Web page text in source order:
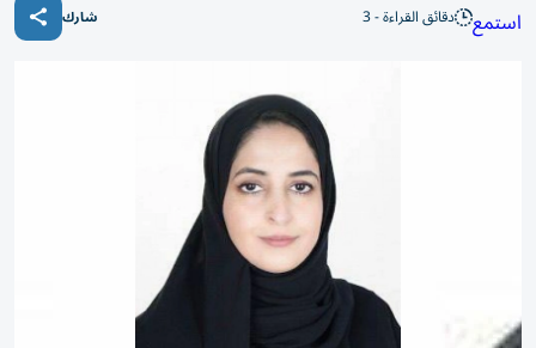
استمع دقائق القراءة - 3 شارك